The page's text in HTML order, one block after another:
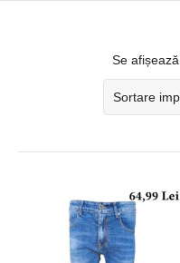
Se